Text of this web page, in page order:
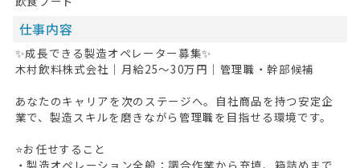
仕事内容
✨成長できる製造オペレーター募集✨
木村飲料株式会社｜月給25～30万円｜管理職・幹部候補
あなたのキャリアを次のステージへ。自社商品を持つ安定企
業で、製造スキルを磨きながら管理職を目指せる環境です。
⭐お任せすること
・製造オペレーション全般：調合作業から充填、箱詰めまで